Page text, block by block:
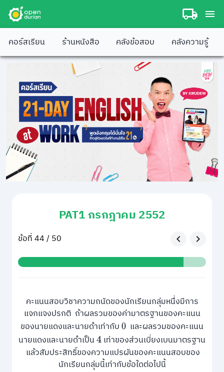
คอร์สเรียน ร้านหนังสือ คลังข้อสอบ คลังความรู้
PAT1 กรกฎาคม 2552
ข้อที่ 44 / 50
คะแนนสอบวิชาความถนัดของนักเรียนกลุ่มหนึ่งมีการ
แจกแจงปรกติ ถ้าผลรวมของค่ามาตรฐานของคะแนน
ของนายแดงและนายดำเท่ากับ0 และผลรวมของคะแนน
นายแดงและนายดำเป็น4เท่าของส่วนเบี่ยงเบนมาตรฐาน
แล้วสัมประสิทธิ์ของความแปรผันของคะแนนสอบของ
นักเรียนกลุ่มนี้เท่ากับข้อใดต่อไปนี้